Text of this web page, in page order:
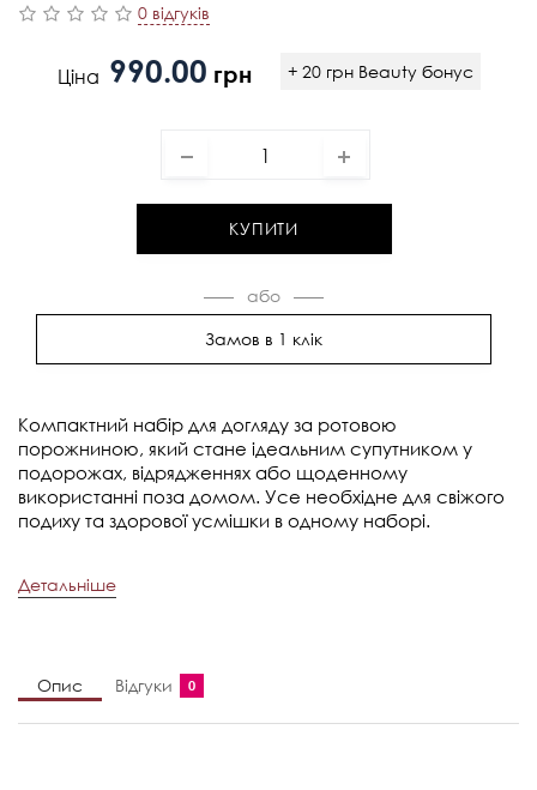
0 відгуків
Ціна 990.00 грн + 20 грн Beauty бонус
КУПИТИ
Замов в 1 клік
Компактний набір для догляду за ротовою
порожниною, який стане ідеальним супутником у
подорожах, відрядженнях або щоденному
використанні поза домом. Усе необхідне для свіжого
подиху та здорової усмішки в одному наборі.
Детальніше
Опис Відгуки 0